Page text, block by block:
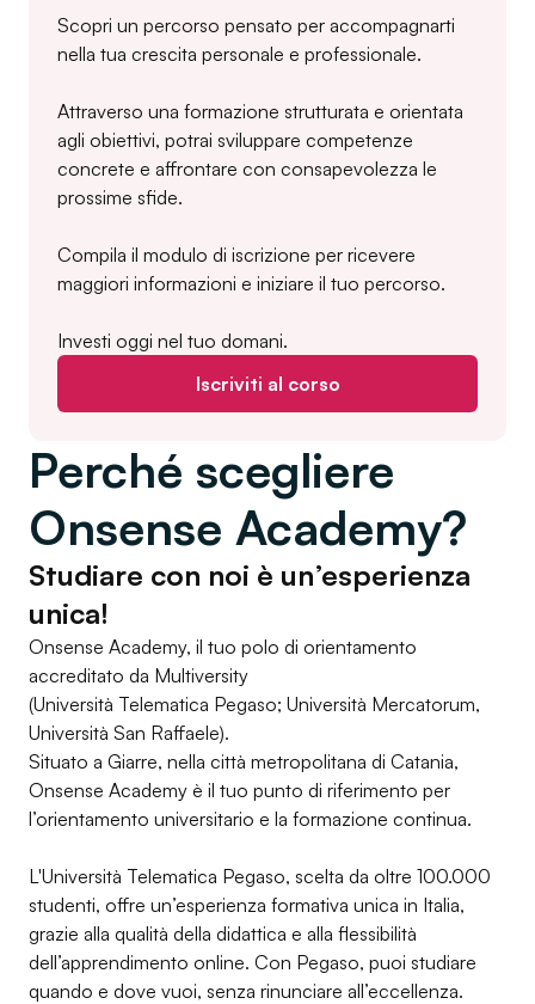
Scopri un percorso pensato per accompagnarti
nella tua crescita personale e professionale.
Attraverso una formazione strutturata e orientata
agli obiettivi, potrai sviluppare competenze
concrete e affrontare con consapevolezza le
prossime sfide.
Compila il modulo di iscrizione per ricevere
maggiori informazioni e iniziare il tuo percorso.
Investi oggi nel tuo domani.
Iscriviti al corso
Perché scegliere
Onsense Academy?
Studiare con noi è un’esperienza
unica!
Onsense Academy, il tuo polo di orientamento
accreditato da Multiversity
(Università Telematica Pegaso; Università Mercatorum,
Università San Raffaele).
Situato a Giarre, nella città metropolitana di Catania,
Onsense Academy è il tuo punto di riferimento per
l’orientamento universitario e la formazione continua.
L'Università Telematica Pegaso, scelta da oltre 100.000
studenti, offre un’esperienza formativa unica in Italia,
grazie alla qualità della didattica e alla flessibilità
dell’apprendimento online. Con Pegaso, puoi studiare
quando e dove vuoi, senza rinunciare all’eccellenza.